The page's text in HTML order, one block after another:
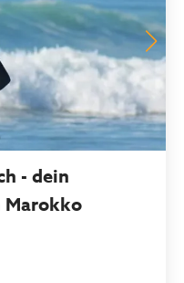
- dein
Marokko